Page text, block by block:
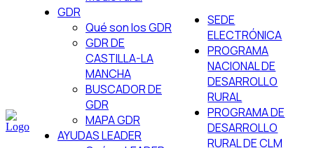
GDR
Qué son los GDR
GDR DE
CASTILLA-LA
MANCHA
BUSCADOR DE
GDR
MAPA GDR
AYUDAS LEADER
SEDE
ELECTRÓNICA
PROGRAMA
NACIONAL DE
DESARROLLO
RURAL
PROGRAMA DE
DESARROLLO
RURAL DE CLM